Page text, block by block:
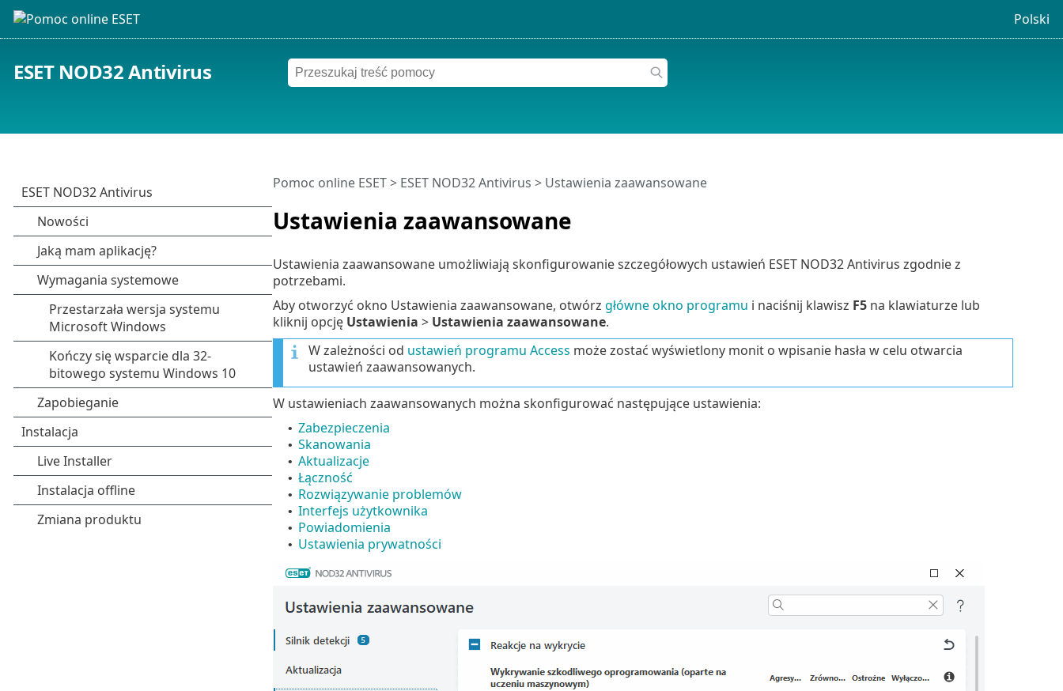
Polski
ESET NOD32 Antivirus
Ustawienia zaawansowane
Pomoc online ESET> ESET NOD32 Antivirus > Ustawienia zaawansowane
Ustawienia zaawansowane umożliwiają skonfigurowanie szczegółowych ustawień ESET NOD32 Antivirus zgodnie z
potrzebami.
Aby otworzyć okno Ustawienia zaawansowane, otwórz główne okno programu i naciśnij klawisz F5na klawiaturze lub
kliknij opcję Ustawienia > Ustawienia zaawansowane.
W zależności od ustawień programu Access może zostać wyświetlony monit o wpisanie hasła w celu otwarcia
ustawień zaawansowanych.
W ustawieniach zaawansowanych można skonfigurować następujące ustawienia:
• Zabezpieczenia
• Skanowania
• Aktualizacje
• Łączność
• Rozwiązywanie problemów
• Interfejs użytkownika
• Powiadomienia
• Ustawienia prywatności